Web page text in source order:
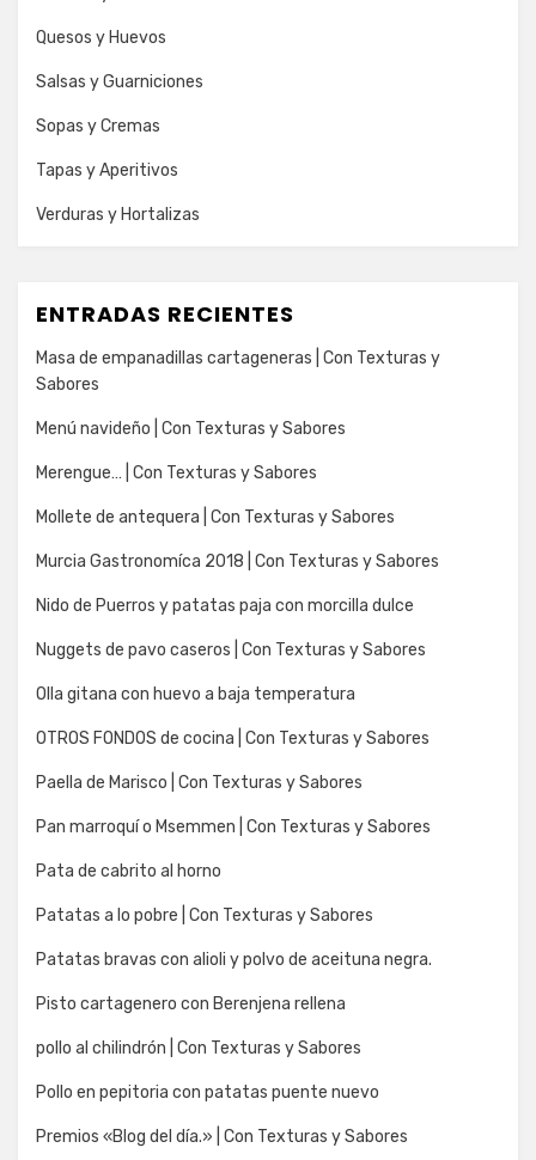
Quesos y Huevos
Salsas y Guarniciones
Sopas y Cremas
Tapas y Aperitivos
Verduras y Hortalizas
ENTRADAS RECIENTES
Masa de empanadillas cartageneras | Con Texturas y
Sabores
Menú navideño | Con Texturas y Sabores
Merengue… | Con Texturas y Sabores
Mollete de antequera | Con Texturas y Sabores
Murcia Gastronomíca 2018 | Con Texturas y Sabores
Nido de Puerros y patatas paja con morcilla dulce
Nuggets de pavo caseros | Con Texturas y Sabores
Olla gitana con huevo a baja temperatura
OTROS FONDOS de cocina | Con Texturas y Sabores
Paella de Marisco | Con Texturas y Sabores
Pan marroquí o Msemmen | Con Texturas y Sabores
Pata de cabrito al horno
Patatas a lo pobre | Con Texturas y Sabores
Patatas bravas con alioli y polvo de aceituna negra.
Pisto cartagenero con Berenjena rellena
pollo al chilindrón | Con Texturas y Sabores
Pollo en pepitoria con patatas puente nuevo
Premios «Blog del día.» | Con Texturas y Sabores